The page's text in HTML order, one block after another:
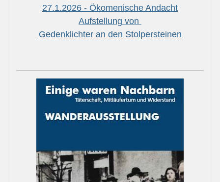
27.1.2026 - Ökomenische Andacht
Aufstellung von
Gedenklichter an den Stolpersteinen